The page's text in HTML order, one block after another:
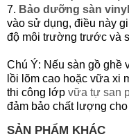
7. Bảo dưỡng sàn vinyl
vào sử dụng, điều này
độ môi trường trước và
Chú Ý: Nếu sàn gồ ghề
lồi lõm cao hoặc vữa xi
thi công lớp vữa tự san
đảm bảo chất lượng cho
SẢN PHẨM KHÁC